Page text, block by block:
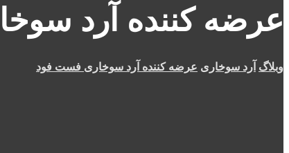
عرضه‌ کننده آرد
وبلاگ آرد سوخاری عرضه‌ کننده آرد سوخاری فست فود